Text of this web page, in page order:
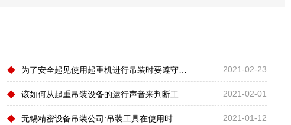
◆ 为了安全起见使用起重机进行吊装时要遵守哪些？ 2021-02-23
◆ 该如何从起重吊装设备的运行声音来判断工作状态? 2021-02-01
◆ 无锡精密设备吊装公司:吊装工具在使用时要注意哪些地方？ 2021-01-12